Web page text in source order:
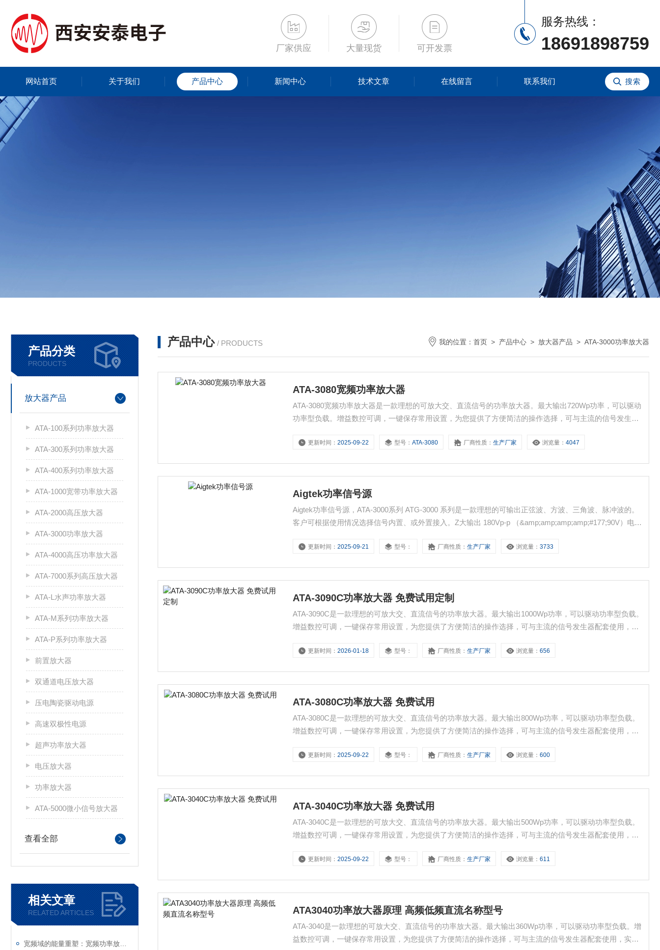
厂家供应 大量现货 可开发票
服务热线：
18691898759
网站首页 关于我们 产品中心 新闻中心 技术文章 在线留言 联系我们
产品分类
PRODUCTS
放大器产品
ATA-100系列功率放大器
ATA-300系列功率放大器
ATA-400系列功率放大器
ATA-1000宽带功率放大器
ATA-2000高压放大器
ATA-3000功率放大器
ATA-4000高压功率放大器
ATA-7000系列高压放大器
ATA-L水声功率放大器
ATA-M系列功率放大器
ATA-P系列功率放大器
前置放大器
双通道电压放大器
压电陶瓷驱动电源
高速双极性电源
超声功率放大器
电压放大器
功率放大器
ATA-5000微小信号放大器
查看全部
相关文章
RELATED ARTICLES
产品中心 / PRODUCTS 我的位置： 首页 > 产品中心 > 放大器产品 > ATA-3000功率放大器
ATA-3080宽频功率放大器
ATA-3080宽频功率放大器是一款理想的可放大交、直流信号的功率放大器。最大输出720Wp功率，可以驱动
功率型负载。增益数控可调，一键保存常用设置，为您提供了方便简洁的操作选择，可与主流的信号发生器
更新时间：2025-09-22 型号：ATA-3080 厂商性质：生产厂家 浏览量：4047
Aigtek功率信号源
Aigtek功率信号源，ATA-3000系列 ATG-3000 系列是一款理想的可输出正弦波、方波、三角波、脉冲波的。
客户可根据使用情况选择信号内置、或外置接入。Z大输出 180Vp-p （&amp;amp;amp;amp;#177;90V）电
更新时间：2025-09-21 型号： 厂商性质：生产厂家 浏览量：3733
ATA-3090C功率放大器 免费试用定制
ATA-3090C是一款理想的可放大交、直流信号的功率放大器。最大输出1000Wp功率，可以驱动功率型负载。
增益数控可调，一键保存常用设置，为您提供了方便简洁的操作选择，可与主流的信号发生器配套使用，实
更新时间：2026-01-18 型号： 厂商性质：生产厂家 浏览量：656
ATA-3080C功率放大器 免费试用
ATA-3080C是一款理想的可放大交、直流信号的功率放大器。最大输出800Wp功率，可以驱动功率型负载。
增益数控可调，一键保存常用设置，为您提供了方便简洁的操作选择，可与主流的信号发生器配套使用，实
更新时间：2025-09-22 型号： 厂商性质：生产厂家 浏览量：600
ATA-3040C功率放大器 免费试用
ATA-3040C是一款理想的可放大交、直流信号的功率放大器。最大输出500Wp功率，可以驱动功率型负载。
增益数控可调，一键保存常用设置，为您提供了方便简洁的操作选择，可与主流的信号发生器配套使用，实
更新时间：2025-09-22 型号： 厂商性质：生产厂家 浏览量：611
ATA3040功率放大器原理 高频低频直流名称型号
ATA-3040是一款理想的可放大交、直流信号的功率放大器。最大输出360Wp功率，可以驱动功率型负载。增
益数控可调，一键保存常用设置，为您提供了方便简洁的操作选择，可与主流的信号发生器配套使用，实现